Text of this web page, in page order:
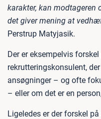
karakter, kan modtageren
det giver mening at
Perstrup Matyjasik.
Der er eksempelvis
rekrutteringskonsulent,
ansøgninger – og ofte
– eller om det er en
Ligeledes er der forskel